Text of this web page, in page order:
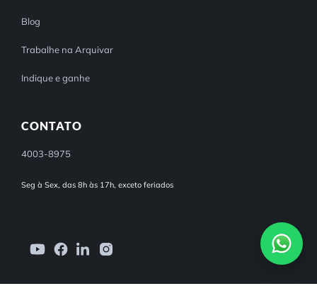
Blog
Trabalhe na Arquivar
Indique e ganhe
CONTATO
4003-8975
Seg à Sex, das 8h às 17h, exceto feriados